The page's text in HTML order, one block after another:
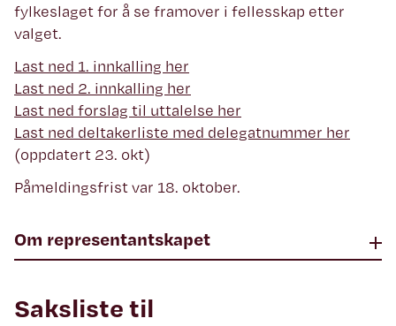
fylkeslaget for å se framover i fellesskap etter
valget.
Last ned 1. innkalling her
Last ned 2. innkalling her
Last ned forslag til uttalelse her
Last ned deltakerliste med delegatnummer her
(oppdatert 23. okt)
Påmeldingsfrist var 18. oktober.
Om representantskapet
Saksliste til